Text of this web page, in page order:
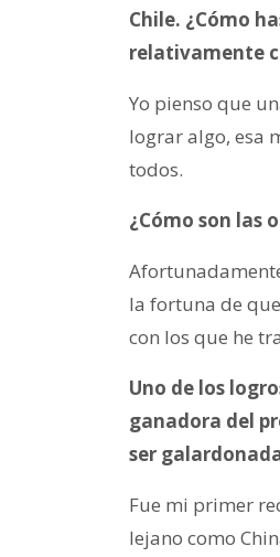
Chile. ¿Cómo
relativamente
Yo pienso que
lograr algo, esa
todos.
¿Cómo son las
la fortuna de
con los que he
Uno de los
ganadora del
ser
Fue mi primer
lejano como